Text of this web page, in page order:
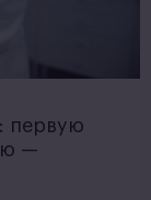
: первую
—